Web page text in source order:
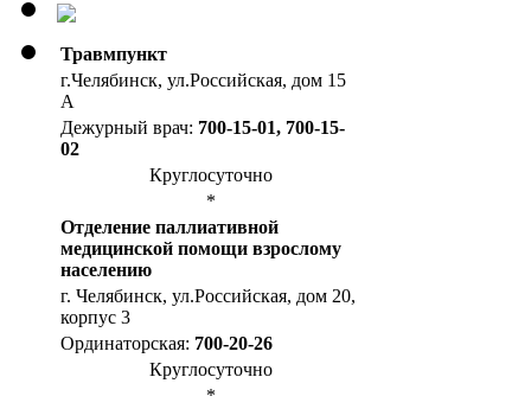
Травмпункт
г.Челябинск, ул.Российская, дом 15
А
Дежурный врач: 700-15-01, 700-15-
02
Круглосуточно
*
Отделение паллиативной
медицинской помощи взрослому
населению
г. Челябинск, ул.Российская, дом 20,
корпус 3
Ординаторская: 700-20-26
Круглосуточно
*